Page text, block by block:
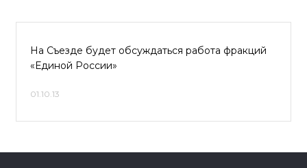
На Съезде будет обсуждаться работа фракций
«Единой России»
01.10.13